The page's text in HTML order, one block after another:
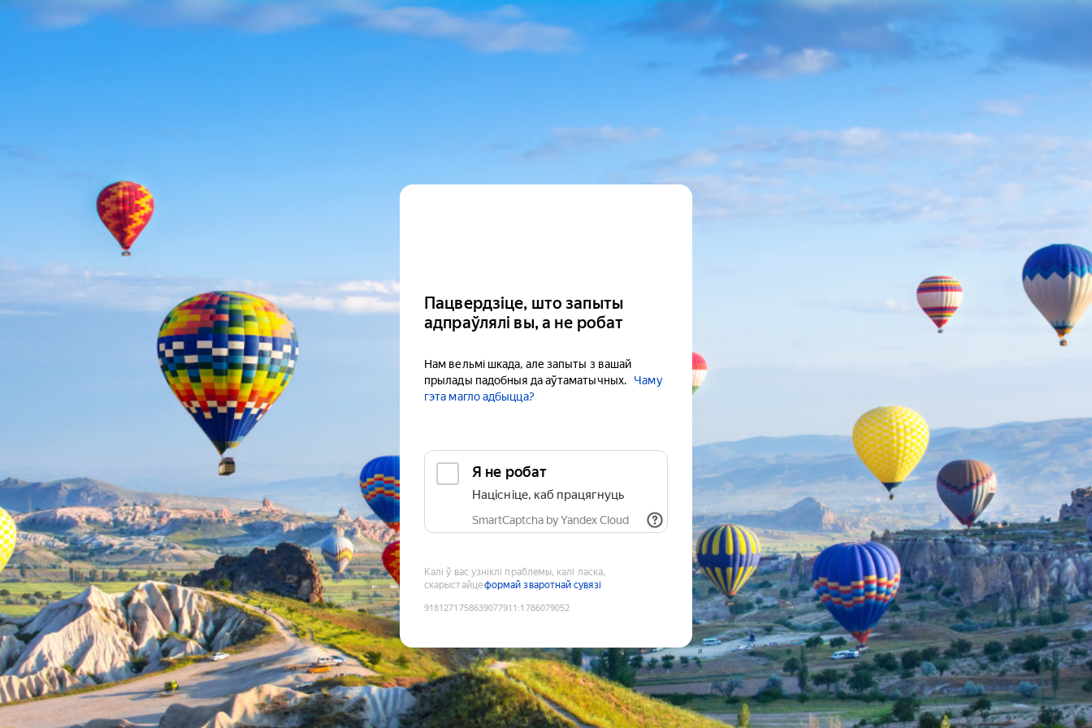
Пацвердзіце, што запыты
адпраўлялі вы, а не робат
Нам вельмі шкада, але запыты з вашай
прылады падобныя да аўтаматычных.
Чаму
гэта магло адбыцца?
Я не робат
Націсніце, каб працягнуць
SmartCaptcha by Yandex Cloud
Калі ў вас узніклі праблемы, калі ласка,
скарыстайцеформай зваротнай сувязі
9181271758639077911 :1786079052